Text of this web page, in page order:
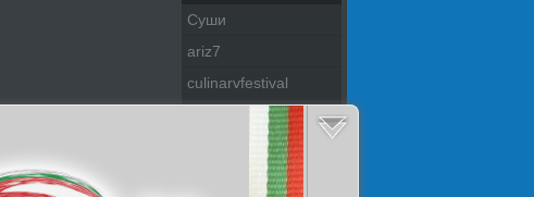
Суши
ariz7
culinarvfestival
pazitel na tradiciite